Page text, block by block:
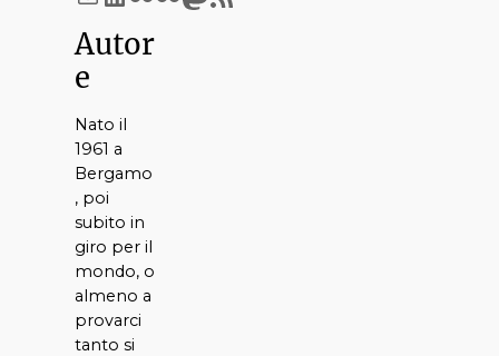
Autor
e
Nato il
1961 a
Bergamo
, poi
subito in
giro per il
mondo, o
almeno a
provarci
tanto si